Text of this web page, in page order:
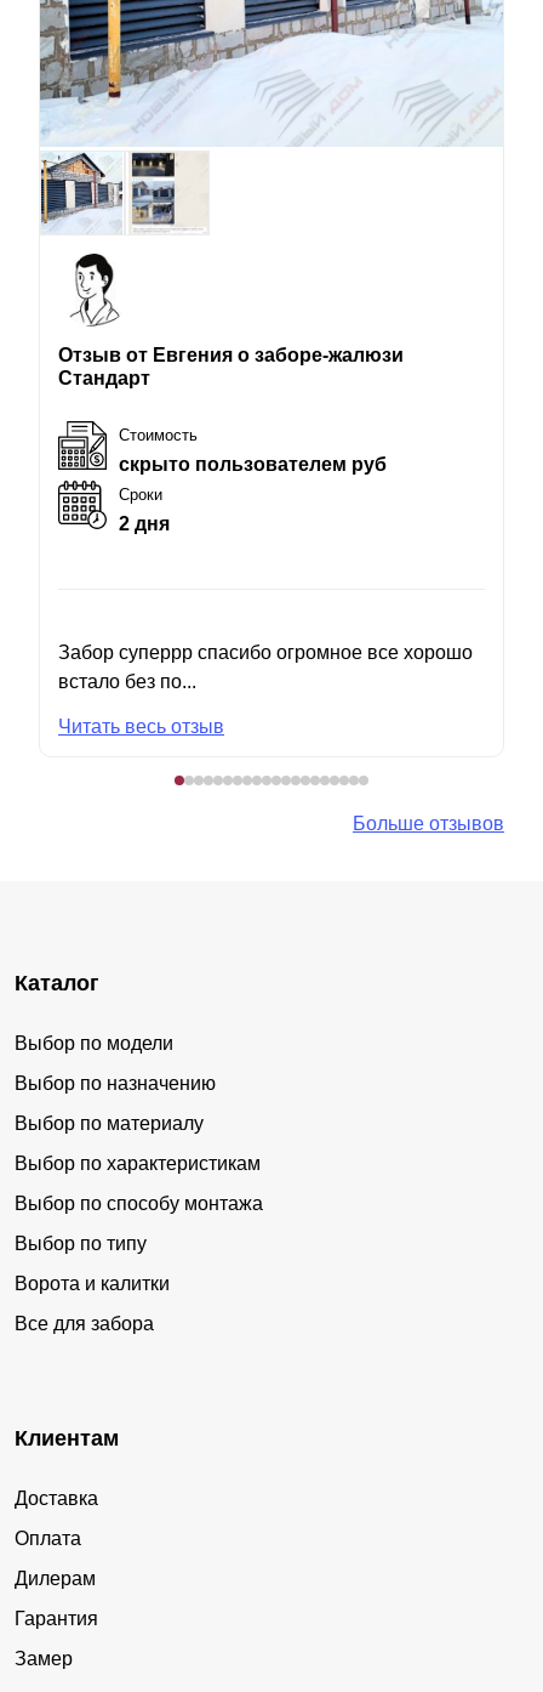
Отзыв от Евгения о заборе-жалюзи
Стандарт
Стоимость
скрыто пользователем руб
Сроки
2 дня
Забор суперрр спасибо огромное все хорошо
встало без по...
Читать весь отзыв
Больше отзывов
Каталог
Выбор по модели
Выбор по назначению
Выбор по материалу
Выбор по характеристикам
Выбор по способу монтажа
Выбор по типу
Ворота и калитки
Все для забора
Клиентам
Доставка
Оплата
Дилерам
Гарантия
Замер